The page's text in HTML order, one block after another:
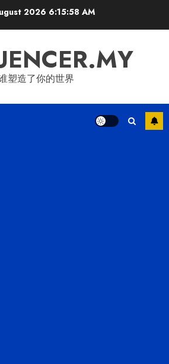
2026 6:15:58 AM
塑造了你的世界